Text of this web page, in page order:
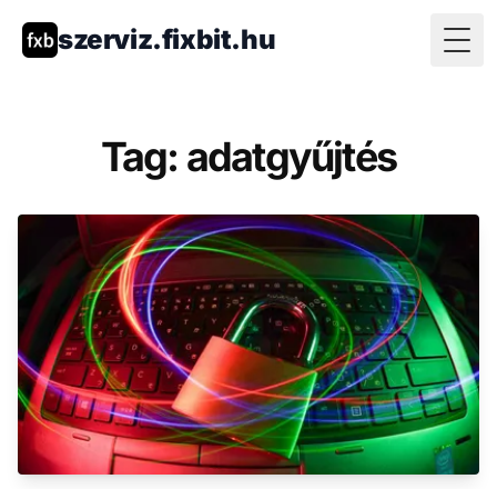
szerviz.fixbit.hu
Tag: adatgyűjtés